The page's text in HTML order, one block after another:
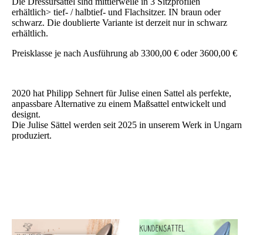
erhältlich> tief- / halbtief- und Flachsitzer. IN braun oder
schwarz. Die doublierte Variante ist derzeit nur in schwarz
erhältlich.
Preisklasse je nach Ausführung ab 3300,00 € oder 3600,00 €
2020 hat Philipp Sehnert für Julise einen Sattel als perfekte,
anpassbare Alternative zu einem Maßsattel entwickelt und
designt.
Die Julise Sättel werden seit 2025 in unserem Werk in Ungarn
produziert.